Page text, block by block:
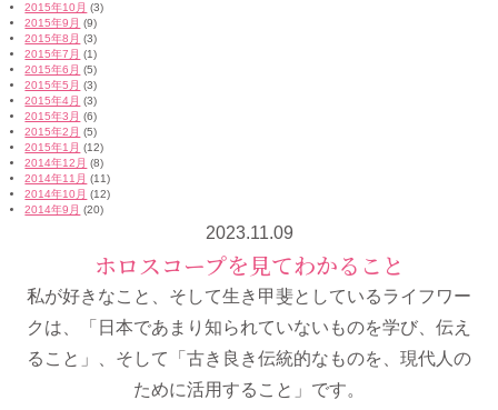
2015年10月 (3)
2015年9月 (9)
2015年8月 (3)
2015年7月 (1)
2015年6月 (5)
2015年5月 (3)
2015年4月 (3)
2015年3月 (6)
2015年2月 (5)
2015年1月 (12)
2014年12月 (8)
2014年11月 (11)
2014年10月 (12)
2014年9月 (20)
2023.11.09
ホロスコープを見てわかること
私が好きなこと、そして生き甲斐としているライフワー
クは、「日本であまり知られていないものを学び、伝え
ること」、そして「古き良き伝統的なものを、現代人の
ために活用すること」です。